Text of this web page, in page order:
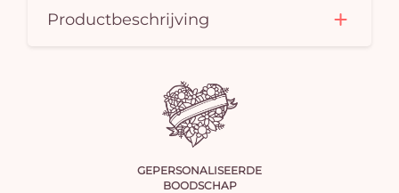
Productbeschrijving
GEPERSONALISEERDE
BOODSCHAP